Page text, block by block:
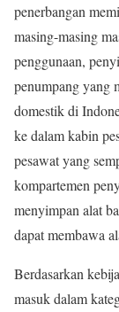
penerbangan
masing-masing
penggunaan,
penumpang yang
domestik di
ke dalam kabin
pesawat yang
kompartemen
menyimpan alat
dapat membawa
Berdasarkan
masuk dalam